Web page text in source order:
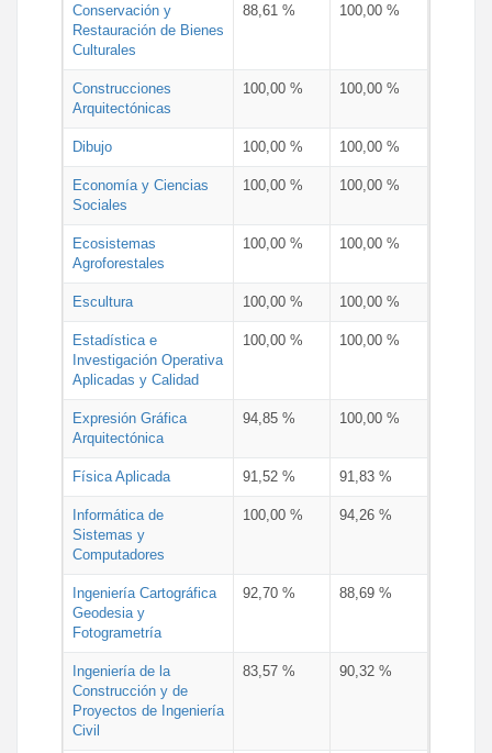
Conservación y
Restauración de Bienes
Culturales
88,61 % 100,00 %
Construcciones
Arquitectónicas
100,00 % 100,00 %
Dibujo 100,00 % 100,00 %
Economía y Ciencias
Sociales
100,00 % 100,00 %
Ecosistemas
Agroforestales
100,00 % 100,00 %
Escultura 100,00 % 100,00 %
Estadística e
Investigación Operativa
Aplicadas y Calidad
100,00 % 100,00 %
Expresión Gráfica
Arquitectónica
94,85 % 100,00 %
Física Aplicada 91,52 % 91,83 %
Informática de
Sistemas y
Computadores
100,00 % 94,26 %
Ingeniería Cartográfica
Geodesia y
Fotogrametría
92,70 % 88,69 %
Ingeniería de la
Construcción y de
Proyectos de Ingeniería
Civil
83,57 % 90,32 %